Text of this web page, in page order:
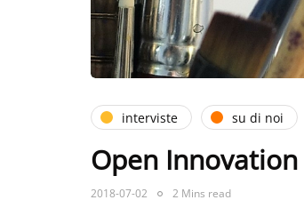
interviste su di noi
Open
2018-07-02 2 Mins read